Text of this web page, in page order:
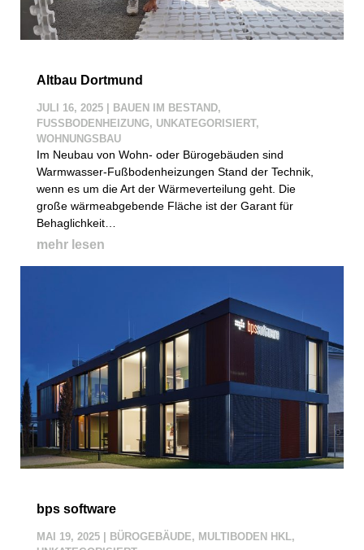
Altbau Dortmund
JULI 16, 2025| BAUEN IM BESTAND,
FUSSBODENHEIZUNG
, UNKATEGORISIERT,
WOHNUNGSBAU
Im Neubau von Wohn- oder Bürogebäuden sind
Warmwasser-Fußbodenheizungen Stand der Technik,
wenn es um die Art der Wärmeverteilung geht. Die
große wärmeabgebende Fläche ist der Garant für
Behaglichkeit…
mehr lesen
bps software
MAI 19, 2025| BÜROGEBÄUDE, MULTIBODEN HKL,